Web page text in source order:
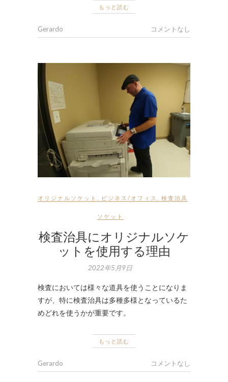
もっと読む
Gerardo コメントなし
オリジナルソケット ビジネス/オフィス 検査治具
ソケット
検査治具にオリジナルソケ
ットを使用する理由
2022年5月9日
検査においては様々な道具を使うことになりま
すが、特に検査治具は多種多様となっているた
めどれを使うかが重要です。
もっと読む
Gerardo コメントなし